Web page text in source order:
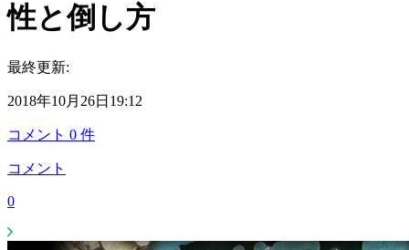
性と倒し方
最終更新:
2018年10月26日19:12
コメント 0 件
コメント
0